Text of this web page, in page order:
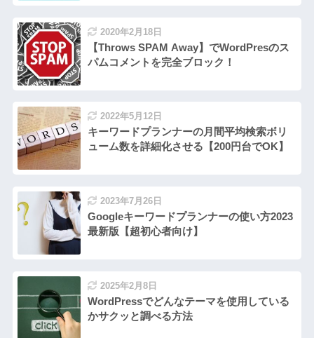
2020年2月18日
【Throws SPAM Away】でWordPresのス
パムコメントを完全ブロック！
2022年5月12日
キーワードプランナーの月間平均検索ボリ
ューム数を詳細化させる【200円台でOK】
2023年7月26日
Googleキーワードプランナーの使い方2023
最新版【超初心者向け】
2025年2月8日
WordPressでどんなテーマを使用している
かサクッと調べる方法